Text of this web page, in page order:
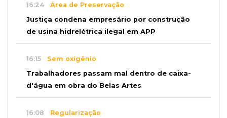
16:24 Área de Preservação
Justiça condena empresário por construção
de usina hidrelétrica ilegal em APP
16:15 Sem oxigênio
Trabalhadores passam mal dentro de caixa-
d'água em obra do Belas Artes
16:08 Regularização